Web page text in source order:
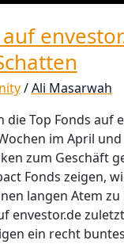
/Ali Masarwah
die Top Fonds auf
im April
zum Geschäft
Fonds zeigen,
langen Atem zu
envestor.de
ein recht